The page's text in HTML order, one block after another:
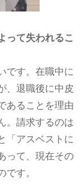
って失われるこ
です。在職中に
、退職後に中皮
あることを理由
。請求するのは
「アスベストに
って、現在その
です。